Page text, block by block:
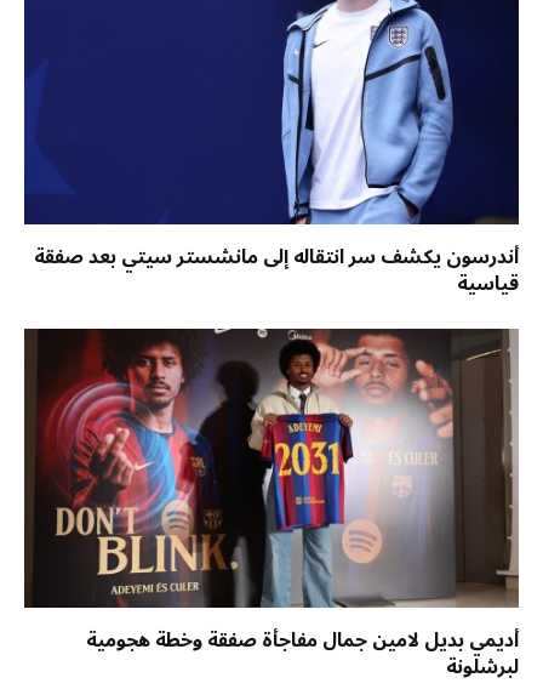
أندرسون يكشف سر انتقاله إلى مانشستر سيتي بعد صفقة
قياسية
أديمي بديل لامين جمال مفاجأة صفقة وخطة هجومية
لبرشلونة